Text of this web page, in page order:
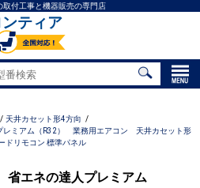
取付工事と機器販売の専門店
ティア
天井カセット形4方向
ミアム（R32） 業務用エアコン 天井カセット形
ドリモコン 標準パネル
エネの達人プレミアム